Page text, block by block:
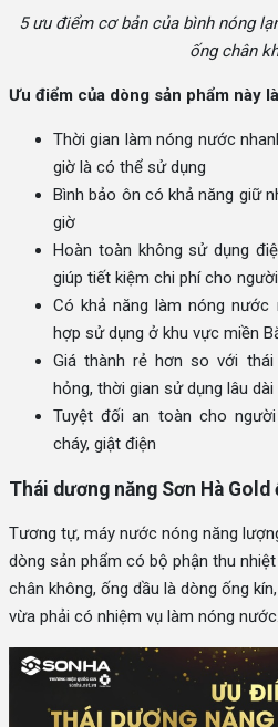
5 ưu điểm cơ bản của bình nóng
ống chân
Ưu điểm của dòng sản phẩm này
Thời gian làm nóng nước
giờ là có thể sử dụng
Bình bảo ôn có khả năng giữ
giờ
Hoàn toàn không sử dụng
giúp tiết kiệm chi phí cho
Có khả năng làm nóng nước
hợp sử dụng ở khu vực miền
Giá thành rẻ hơn so với
hỏng, thời gian sử dụng lâu dài
Tuyệt đối an toàn cho
cháy, giật điện
Thái dương năng Sơn Hà Gold
Tương tự, máy nước nóng năng
dòng sản phẩm có bộ phận thu
chân không, ống dầu là dòng ống
vừa phải có nhiệm vụ làm nóng nước.